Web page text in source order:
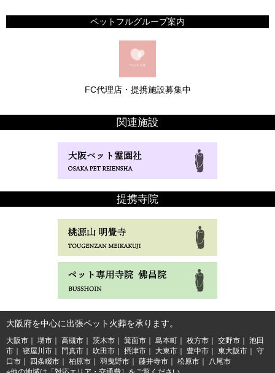
ペットフルグループ案内
FC代理店・提携施設募集中
関連施設
提携寺院
大阪府を中心に出張ペット火葬を承ります。
大阪市 堺市 高槻市 茨木市 箕面市 島本町 枚方市 交野市
池田
市
寝屋川市 門真市 吹田市 摂津市 大東市 豊中市 東大阪市
守
口市
四条畷市 柏原市 羽曳野市 藤井寺市 松原市
八尾市